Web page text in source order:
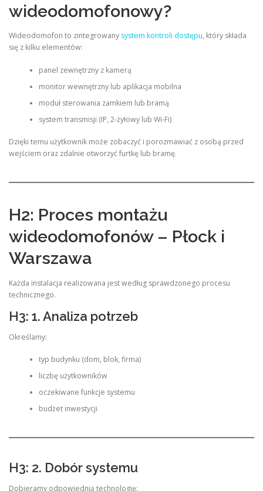
wideodomofonowy?
Wideodomofon to zintegrowany system kontroli dostępu, który składa
się z kilku elementów:
panel zewnętrzny z kamerą
monitor wewnętrzny lub aplikacja mobilna
moduł sterowania zamkiem lub bramą
system transmisji (IP, 2-żyłowy lub Wi-Fi)
Dzięki temu użytkownik może zobaczyć i porozmawiać z osobą przed
wejściem oraz zdalnie otworzyć furtkę lub bramę.
H2: Proces montażu
wideodomofonów – Płock i
Warszawa
Każda instalacja realizowana jest według sprawdzonego procesu
technicznego.
H3: 1. Analiza potrzeb
Określamy:
typ budynku (dom, blok, firma)
liczbę użytkowników
oczekiwane funkcje systemu
budżet inwestycji
H3: 2. Dobór systemu
Dobieramy odpowiednią technologię: